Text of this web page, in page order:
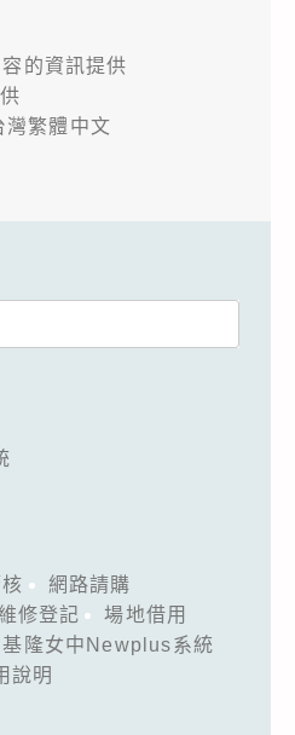
的資訊提供
繁體中文
網路請購
修登記
場地借用
基隆女中Newplus系統
說明